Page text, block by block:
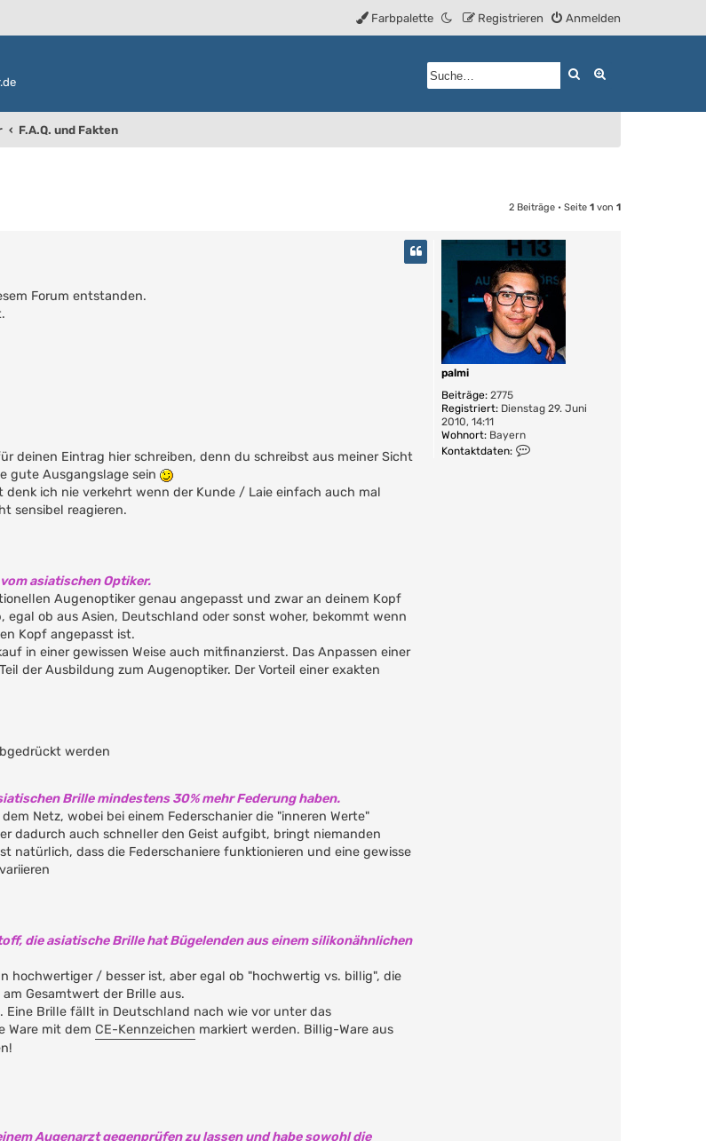
Anmelden
Registrieren
Farbpalette
Suche
F.A.Q. und Fakten
2 Beiträge • Seite 1 von 1
palmi
Beiträge: 2775
Registriert: Dienstag 29. Juni
2010, 14:11
Wohnort: Bayern
Kontaktdaten:
Forum entstanden.
deinen Eintrag hier schreiben, denn du schreibst aus meiner Sicht
gute Ausgangslage sein
denk ich nie verkehrt wenn der Kunde / Laie einfach auch mal
sensibel reagieren.
asiatischen Optiker.
Augenoptiker genau angepasst und zwar an deinem Kopf
ob aus Asien, Deutschland oder sonst woher, bekommt wenn
Kopf angepasst ist.
in einer gewissen Weise auch mitfinanzierst. Das Anpassen einer
der Ausbildung zum Augenoptiker. Der Vorteil einer exakten
werden
Brille mindestens 30% mehr Federung haben.
Netz, wobei bei einem Federschanier die "inneren Werte"
dadurch auch schneller den Geist aufgibt, bringt niemanden
natürlich, dass die Federschaniere funktionieren und eine gewisse
die asiatische Brille hat Bügelenden aus einem silikonähnlichen
hochwertiger / besser ist, aber egal ob "hochwertig vs. billig", die
Gesamtwert der Brille aus.
Brille fällt in Deutschland nach wie vor unter das
Ware mit dem CE-Kennzeichen markiert werden. Billig-Ware aus
Augenarzt gegenprüfen zu lassen und habe sowohl die